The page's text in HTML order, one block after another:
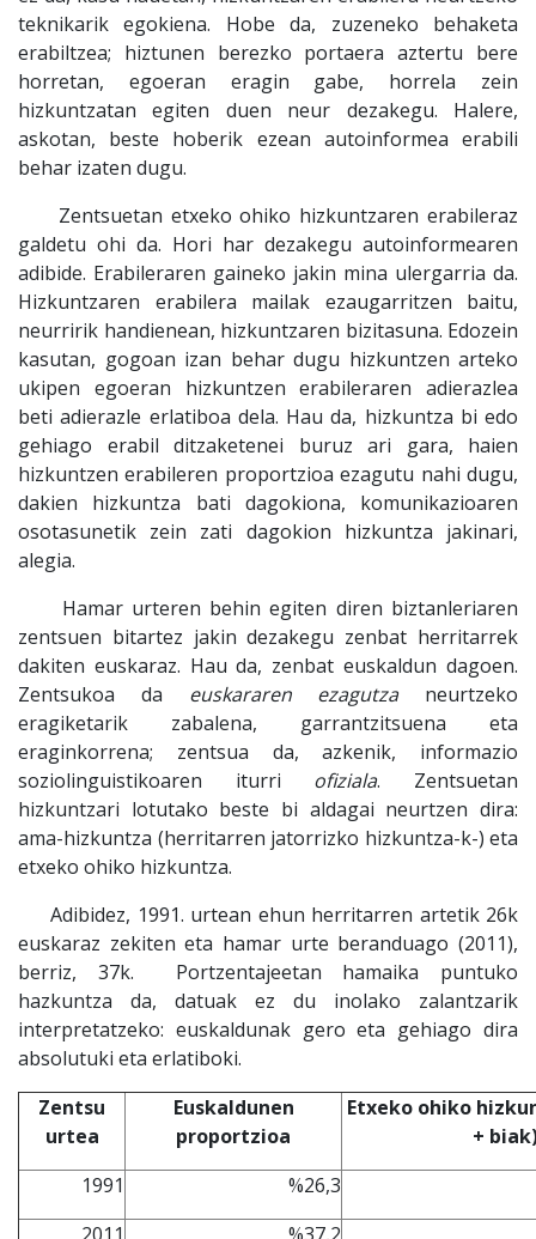
teknikarik egokiena. Hobe da, zuzeneko behaketa
erabiltzea; hiztunen berezko portaera aztertu bere
horretan, egoeran eragin gabe, horrela zein
hizkuntzatan egiten duen neur dezakegu. Halere,
askotan, beste hoberik ezean autoinformea erabili
behar izaten dugu.
Zentsuetan etxeko ohiko hizkuntzaren erabileraz
galdetu ohi da. Hori har dezakegu autoinformearen
adibide. Erabileraren gaineko jakin mina ulergarria da.
Hizkuntzaren erabilera mailak ezaugarritzen baitu,
neurririk handienean, hizkuntzaren bizitasuna. Edozein
kasutan, gogoan izan behar dugu hizkuntzen arteko
ukipen egoeran hizkuntzen erabileraren adierazlea
beti adierazle erlatiboa dela. Hau da, hizkuntza bi edo
gehiago erabil ditzaketenei buruz ari gara, haien
hizkuntzen erabileren proportzioa ezagutu nahi dugu,
dakien hizkuntza bati dagokiona, komunikazioaren
osotasunetik zein zati dagokion hizkuntza jakinari,
alegia.
Hamar urteren behin egiten diren biztanleriaren
zentsuen bitartez jakin dezakegu zenbat herritarrek
dakiten euskaraz. Hau da, zenbat euskaldun dagoen.
Zentsukoa da euskararen ezagutzaneurtzeko
eragiketarik zabalena, garrantzitsuena eta
eraginkorrena; zentsua da, azkenik, informazio
soziolinguistikoaren iturri ofiziala. Zentsuetan
hizkuntzari lotutako beste bi aldagai neurtzen dira:
ama-hizkuntza (herritarren jatorrizko hizkuntza-k-) eta
etxeko ohiko hizkuntza.
Adibidez, 1991. urtean ehun herritarren artetik 26k
euskaraz zekiten eta hamar urte beranduago (2011),
berriz, 37k. Portzentajeetan hamaika puntuko
hazkuntza da, datuak ez du inolako zalantzarik
interpretatzeko: euskaldunak gero eta gehiago dira
absolutuki eta erlatiboki.
Zentsu
urtea
Euskaldunen
proportzioa
Etxeko ohiko
+
1991
%26,3